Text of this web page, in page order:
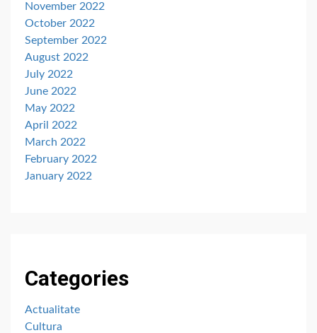
November 2022
October 2022
September 2022
August 2022
July 2022
June 2022
May 2022
April 2022
March 2022
February 2022
January 2022
Categories
Actualitate
Cultura